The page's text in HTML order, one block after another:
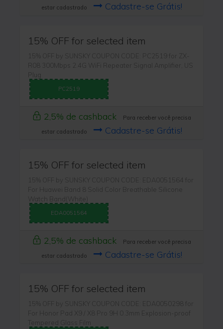
estar cadastrado
Cadastre-se Grátis!
15% OFF for selected item
15% OFF by SUNSKY COUPON CODE: PC2519 for ZX-
R08 300Mbps 2.4G WiFi Repeater Signal Amplifier, US
Plug
PC2519
2,5% de cashback
Para receber você precisa
estar cadastrado
Cadastre-se Grátis!
15% OFF for selected item
15% OFF by SUNSKY COUPON CODE: EDA0051564 for
For Huawei Band 8 Solid Color Breathable Silicone
Watch Band(White)
EDA0051564
2,5% de cashback
Para receber você precisa
estar cadastrado
Cadastre-se Grátis!
15% OFF for selected item
15% OFF by SUNSKY COUPON CODE: EDA0050298 for
For Honor Pad X9 / X8 Pro 9H 0.3mm Explosion-proof
Tempered Glass Film